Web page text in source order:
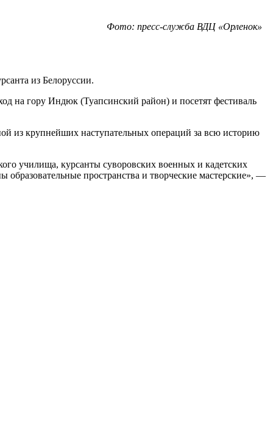
Фото: пресс-служба ВДЦ «Орленок»
из Белоруссии.
на гору Индюк (Туапсинский район) и посетят фестиваль
из крупнейших наступательных операций за всю историю
училища, курсанты суворовских военных и кадетских
пространства и творческие мастерские», —